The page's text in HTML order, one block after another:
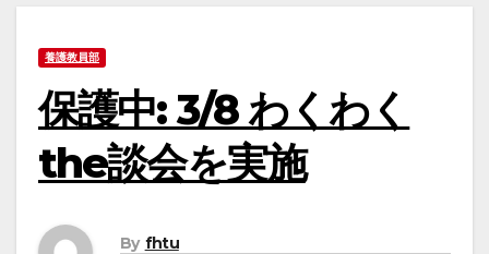
養護教員部
保護中: 3/8 わくわく
the談会を実施
By fhtu